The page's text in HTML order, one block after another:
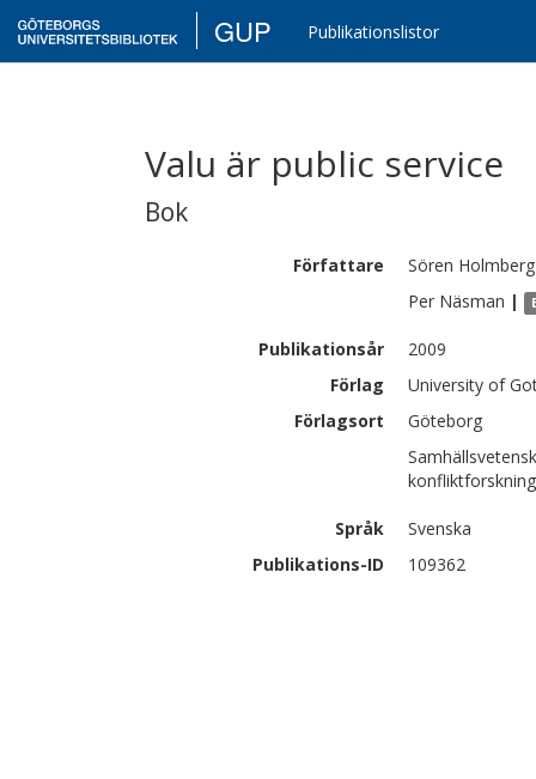
GUP Publikationslistor
Valu är public service
Bok
Författare Sören Holmberg
Per Näsman |
Publikationsår
2009
Förlag
University of
Förlagsort
Göteborg
Språk
Svenska
Publikations-ID
109362